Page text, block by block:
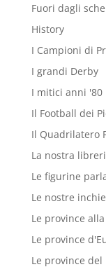
Fuori dagli
History
I Campioni di
I grandi Derby
I mitici anni '80
Il Football dei
Il Quadrilatero
La nostra
Le figurine
Le nostre
Le province
Le province
Le province del